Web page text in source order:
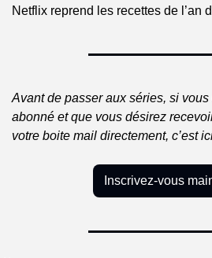
Netflix reprend les recettes de l’an
Avant de passer aux séries, si vous
abonné et que vous désirez
votre boite mail directement, c’est
Inscrivez-vous